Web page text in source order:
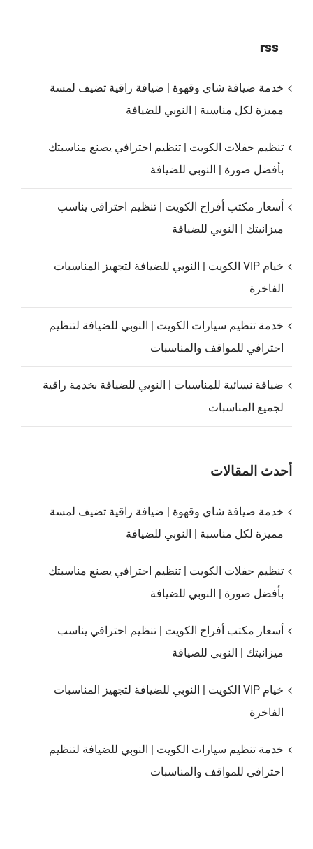
rss
خدمة ضيافة شاي وقهوة | ضيافة راقية تضيف لمسة
مميزة لكل مناسبة | النوبي للضيافة
تنظيم حفلات الكويت | تنظيم احترافي يصنع مناسبتك
بأفضل صورة | النوبي للضيافة
أسعار مكتب أفراح الكويت | تنظيم احترافي يناسب
ميزانيتك | النوبي للضيافة
خيام VIP الكويت | النوبي للضيافة لتجهيز المناسبات
الفاخرة
خدمة تنظيم سيارات الكويت | النوبي للضيافة لتنظيم
احترافي للمواقف والمناسبات
ضيافة نسائية للمناسبات | النوبي للضيافة بخدمة راقية
لجميع المناسبات
أحدث المقالات
خدمة ضيافة شاي وقهوة | ضيافة راقية تضيف لمسة
مميزة لكل مناسبة | النوبي للضيافة
تنظيم حفلات الكويت | تنظيم احترافي يصنع مناسبتك
بأفضل صورة | النوبي للضيافة
أسعار مكتب أفراح الكويت | تنظيم احترافي يناسب
ميزانيتك | النوبي للضيافة
خيام VIP الكويت | النوبي للضيافة لتجهيز المناسبات
الفاخرة
خدمة تنظيم سيارات الكويت | النوبي للضيافة لتنظيم
احترافي للمواقف والمناسبات